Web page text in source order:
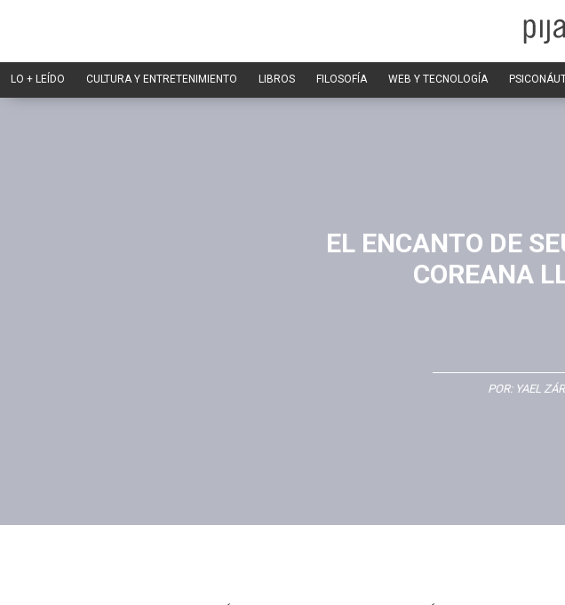
LO + LEÍDO CULTURA Y ENTRETENIMIENTO LIBROS FILOSOFÍA WEB Y TECNOLOGÍA
EL ENCANTO DE
COREANA
POR: YAEL